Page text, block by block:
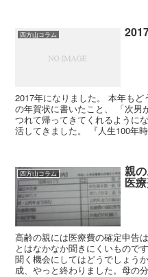
四方山コラム
2017年になりました。 本年も
の年賀状に書いたこと、 「次男
つれて帰ってきてくれるように
活してきました。 『人生100年
四方山コラム 親
医
高齢の親には医療費の確定申告
とはなかなか聞きにくいもので
聞く機会にしてはどうでしょう
成、やっと終わりました。母の